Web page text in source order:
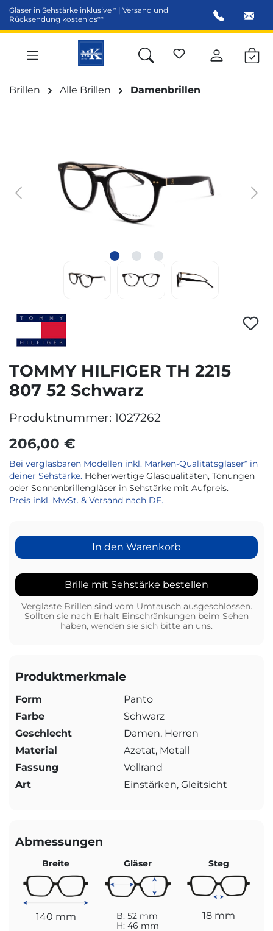
springen
Gläser in Sehstärke inklusive * | Versand und
Rücksendung kostenlos**
Brillen Alle Brillen Damenbrillen
TOMMY HILFIGER TH 2215
807 52 Schwarz
Produktnummer: 1027262
206,00 €
Bei verglasbaren Modellen inkl. Marken-Qualitätsgläser* in
deiner Sehstärke. Höherwertige Glasqualitäten, Tönungen
oder Sonnenbrillengläser in Sehstärke mit Aufpreis.
Preis inkl. MwSt. & Versand nach DE.
In den Warenkorb
Brille mit Sehstärke bestellen
Verglaste Brillen sind vom Umtausch ausgeschlossen.
Sollten sie nach Erhalt Einschränkungen beim Sehen
haben, wenden sie sich bitte an uns.
Produktmerkmale
Form
Panto
Farbe
Schwarz
Geschlecht
Damen, Herren
Material
Azetat, Metall
Fassung
Vollrand
Art
Einstärken, Gleitsicht
Abmessungen
Breite
140 mm
Gläser
B: 52 mm
H: 46 mm
Steg
18 mm